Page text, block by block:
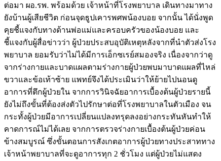
ต่อมา ผอ.รพ. พร้อมด้วย เจ้าหน้าที่โรงพยาบาล เดินทางมาทาง
ยังบ้านผู้เสียชีวิต ก่อนจุดธูปเคารพศพน้องบอย จากนั้น ได้นั่งพูด
คุยชี้แจงกับทางด้านพ่อแม่และครอบครัวของน้องบอย และ
ชี้แจงกับผู้สื่อข่าวว่า ผู้ป่วยประสบอุบัติเหตุหลังจากที่นำตัวส่งโรง
พยาบาล ยอมรับว่าไม่ได้มีการเอ็กซเรย์สมองจริง เนื่องจากว่าดู
จากร่างกายและบาดแผลตามร่างกายผู้ป่วยพบมาบาดแผลที่ไหล่
ขวาและข้อเท้าซ้าย แพทย์จึงได้ประเมินว่าให้ย้ายไปนอนดู
อาการที่ตึกผู้ป่วยใน จากการวินิจฉัยอาการเบื้องต้นผู้ป่วยรายนี้
ยังไม่ถึงขั้นที่ต้องส่งตัวไปรักษาต่อที่โรงพยาบาลในตัวเมือง จน
กระทั้งผู้ป่วยมีอาการเปลี่ยนแปลงทรุดลงอย่างกระทันหันทำให้
คาดการณ์ไม่ได้เลย จากการตรวจร่างกายเบื้องต้นผู้ป่วยค่อน
ข้างสมบูรณ์ ซึ่งขั้นตอนการสังเกตอาการผู้ป่วยทางประสาททาง
เจ้าหน้าพยาบาลที่จะดูอาการทุก 2 ชั่วโมง แต่ผู้ป่วยไม่แสดง